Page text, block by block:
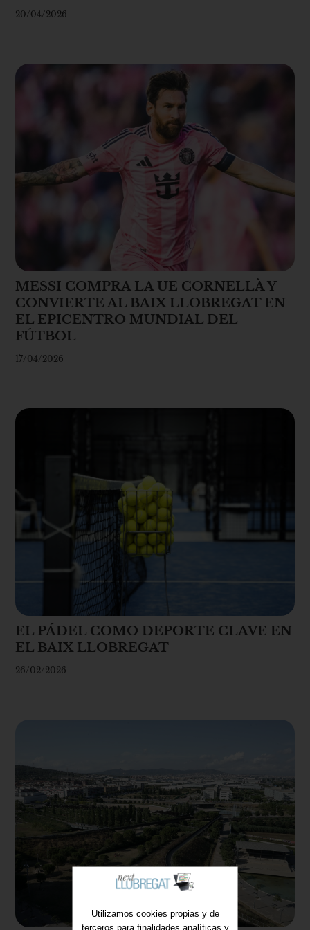
20/04/2026
MESSI COMPRA LA UE CORNELLÀ Y
CONVIERTE AL BAIX LLOBREGAT EN
EL EPICENTRO MUNDIAL DEL
FÚTBOL
17/04/2026
EL PÁDEL COMO DEPORTE CLAVE EN
EL BAIX LLOBREGAT
26/02/2026
Utilizamos cookies propias y de
terceros para finalidades analíticas y